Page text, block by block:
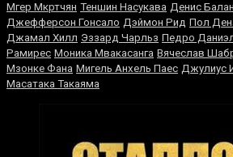
Мгер Мкртчян Теншин Насукава Денис
Джефферсон Гонсало Дэймон Рид Пол
Джамал Хилл Эззард Чарльз Педро
Рамирес Моника Мвакасанга Вячеслав
Мзонке Фана Мигель Анхель Паес Джулиус
Масатака Такаяма